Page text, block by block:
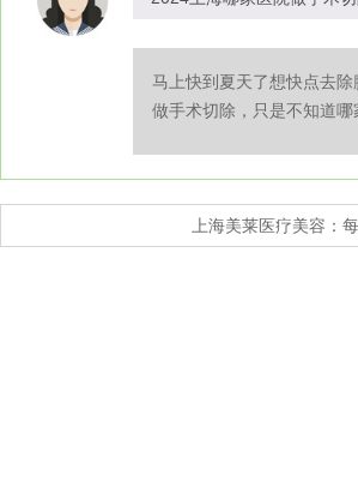
马上快到夏天了想快点去
做手术切除，只是不知道哪
上海美莱医疗美容：